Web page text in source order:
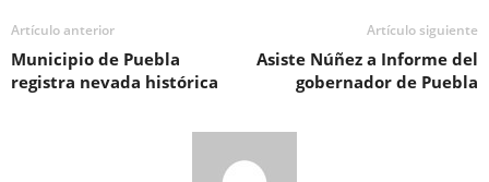
Artículo anterior
Municipio de Puebla
registra nevada histórica
Artículo siguiente
Asiste Núñez a Informe del
gobernador de Puebla